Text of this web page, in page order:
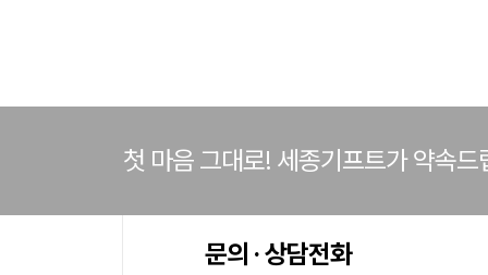
첫 마음 그대로! 세종기프트가 약속드
문의 · 상담전화